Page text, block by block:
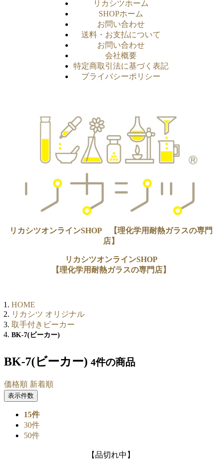
リカシツホーム
SHOPホーム
お問い合わせ
送料・お支払について
お問い合わせ
会社概要
特定商取引法に基づく表記
プライバシーポリシー
リカシツオンラインSHOP 【理化学用耐熱ガラスの専門
店】
リカシツオンラインSHOP
【理化学用耐熱ガラスの専門店】
HOME
リカシツ オリジナル
取手付きビーカー
BK-7(ビーカー)
BK-7(ビーカー) 4件の商品
価格順 新着順
表示件数
15件
30件
50件
【品切れ中】